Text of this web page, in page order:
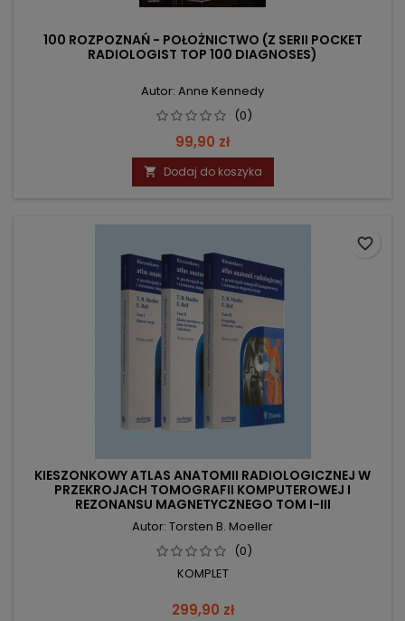
100 ROZPOZNAŃ - POŁOŻNICTWO (Z SERII POCKET
RADIOLOGIST TOP 100 DIAGNOSES)
Autor: Anne Kennedy
(0)
Cena
99,90 zł
 Dodaj do koszyka
KIESZONKOWY ATLAS ANATOMII RADIOLOGICZNEJ W
PRZEKROJACH TOMOGRAFII KOMPUTEROWEJ I
REZONANSU MAGNETYCZNEGO TOM I-III
Autor: Torsten B. Moeller
(0)
KOMPLET
Cena
299,90 zł
favorite_border